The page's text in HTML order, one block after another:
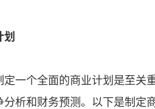
定一个全面的商业计划是至关
析和财务预测。以下是制定